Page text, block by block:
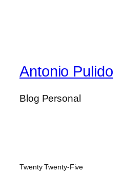
Antonio Pulido
Blog Personal
Twenty Twenty-Five